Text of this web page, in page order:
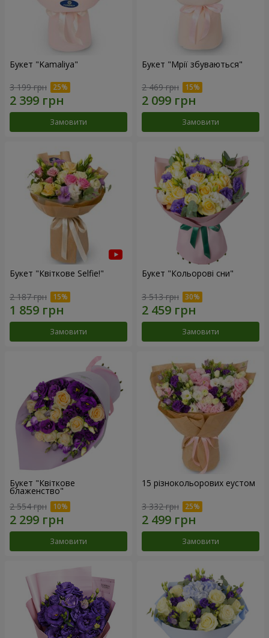
Букет "Kamaliya"
3 199 грн
Замовити
Букет "Мрії збуваються"
2 469 грн
Замовити
Букет "Квіткове Selfie!"
2 187 грн
Замовити
Букет "Кольорові сни"
3 513 грн
Замовити
Букет "Квіткове
блаженство"
2 554 грн
Замовити
15 різнокольорових еустом
3 332 грн
Замовити